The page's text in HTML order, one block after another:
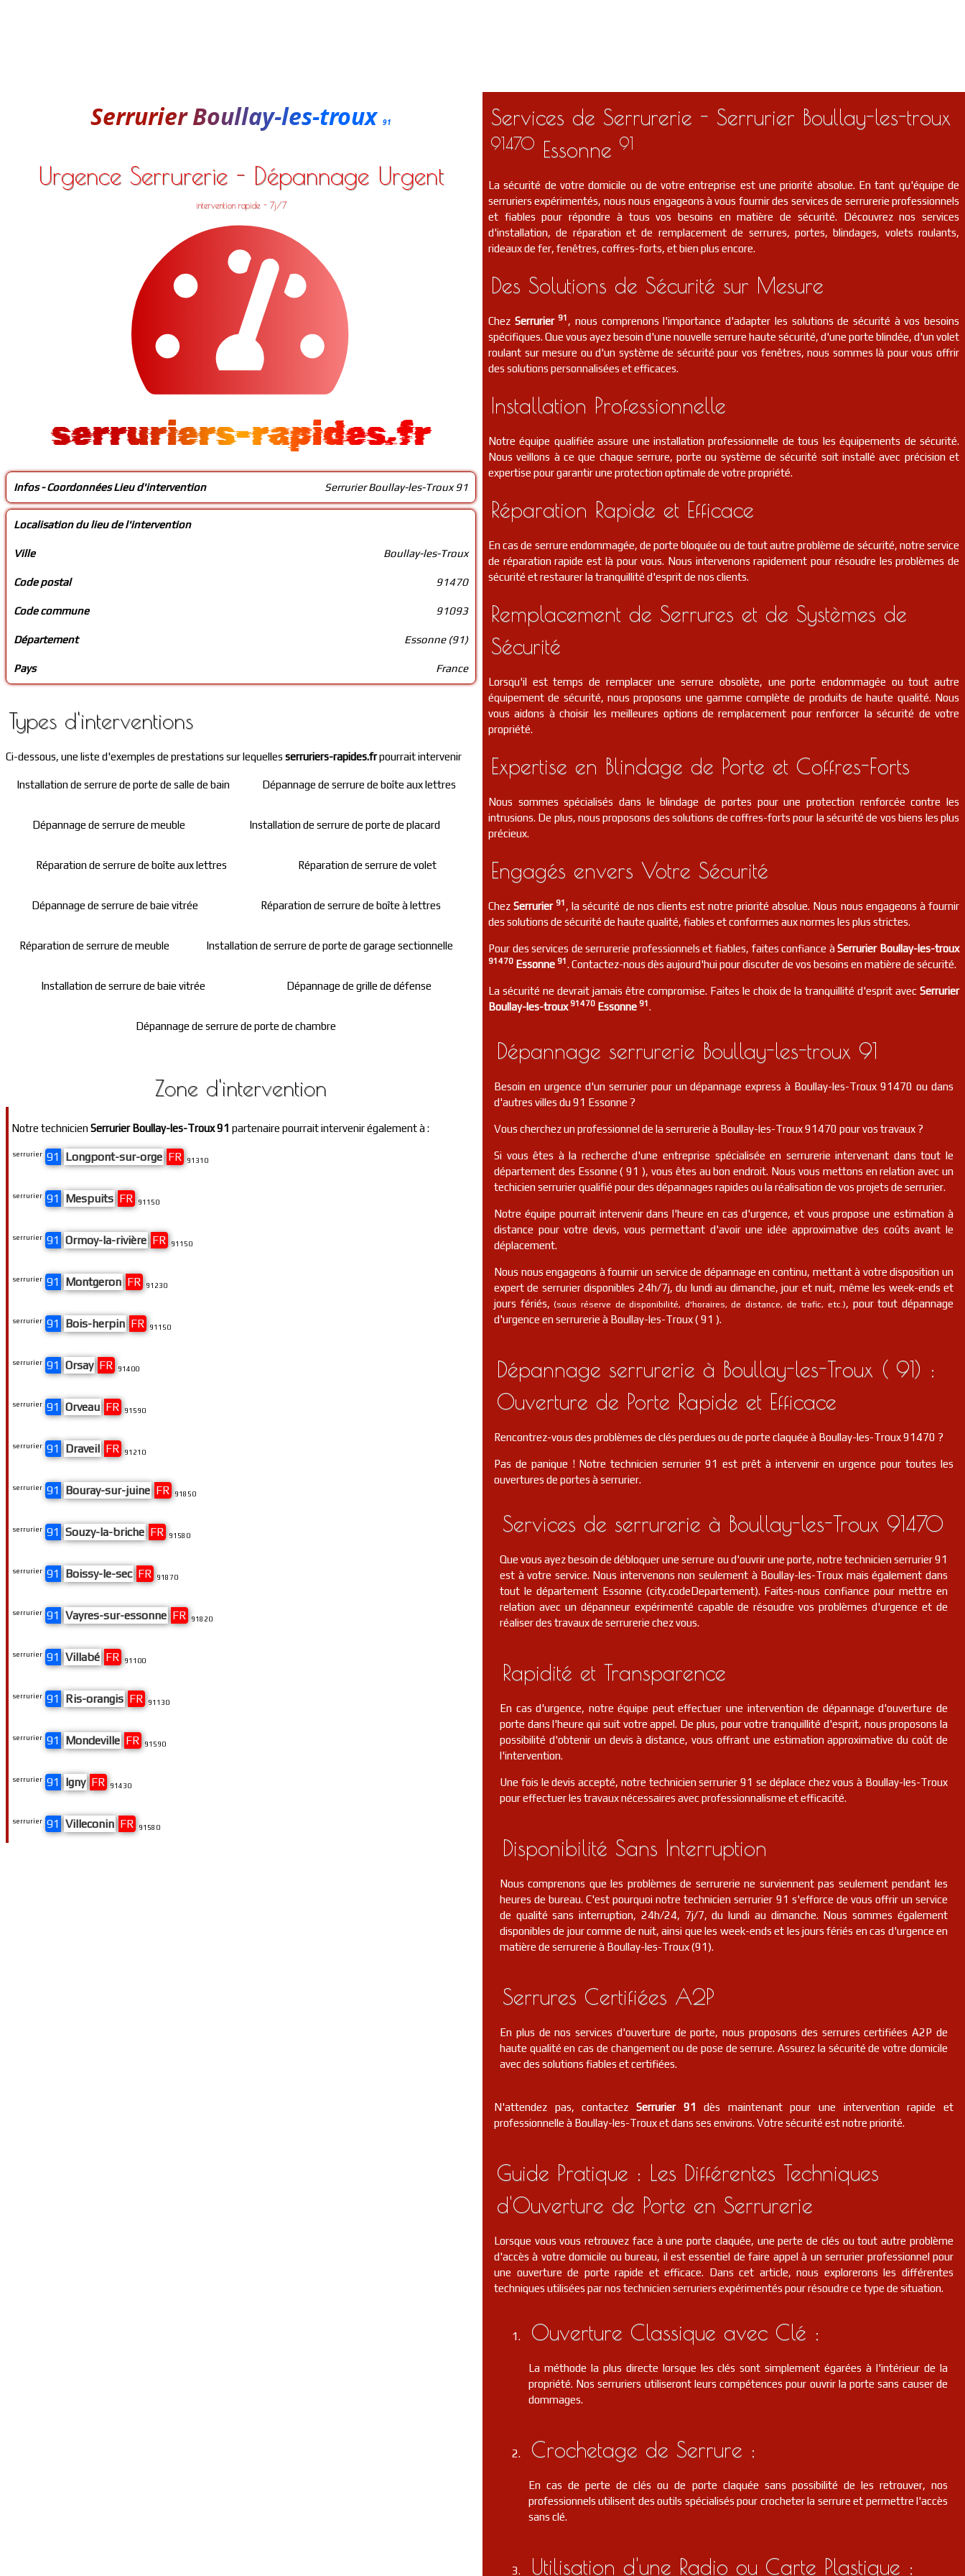
Serrurier Boullay-les-troux91
Urgence Serrurerie - Dépannage Urgent
intervention rapide - 7j/7
serruriers-rapides.fr
Infos - Coordonnées Lieu d'intervention Serrurier Boullay-les-Troux 91
Localisation du lieu de l'intervention
Ville Boullay-les-Troux
Code postal 91470
Code commune 91093
Département Essonne (91)
Pays France
Types d'interventions
Ci-dessous, une liste d'exemples de prestations sur lequelles serruriers-rapides.frpourrait intervenir
Installation de serrure de porte de salle de bain Dépannage de serrure de boîte aux lettres
Dépannage de serrure de meuble Installation de serrure de porte de placard
Réparation de serrure de boîte aux lettres Réparation de serrure de volet
Dépannage de serrure de baie vitrée Réparation de serrure de boîte à lettres
Réparation de serrure de meuble Installation de serrure de porte de garage sectionnelle
Installation de serrure de baie vitrée Dépannage de grille de défense
Dépannage de serrure de porte de chambre
Zone d'intervention
Notre technicienSerrurier Boullay-les-Troux 91 partenaire pourrait intervenir également à :
serrurier 91 Villeconin FR 91580
serrurier 91 Igny FR 91430
serrurier 91 Mondeville FR 91590
serrurier 91 Ris-orangis FR 91130
serrurier 91 Villabé FR 91100
serrurier 91 Vayres-sur-essonne FR 91820
serrurier 91 Boissy-le-sec FR 91870
serrurier 91 Souzy-la-briche FR 91580
serrurier 91 Bouray-sur-juine FR 91850
serrurier 91 Draveil FR 91210
serrurier 91 Orveau FR 91590
serrurier 91 Orsay FR 91400
serrurier 91 Bois-herpin FR 91150
serrurier 91 Montgeron FR 91230
serrurier 91 Ormoy-la-rivière FR 91150
serrurier 91 Mespuits FR 91150
serrurier 91 Longpont-sur-orge FR 91310
Services de Serrurerie - Serrurier Boullay-les-troux
91470 Essonne 91
La sécurité de votre domicile ou de votre entreprise est une priorité absolue. En tant qu'équipe de
serruriers expérimentés, nous nous engageons à vous fournir des services de serrurerie professionnels
et fiables pour répondre à tous vos besoins en matière de sécurité. Découvrez nos services
d'installation, de réparation et de remplacement de serrures, portes, blindages, volets roulants,
rideaux de fer, fenêtres, coffres-forts, et bien plus encore.
Des Solutions de Sécurité sur Mesure
Chez Serrurier91 , nous comprenons l'importance d'adapter les solutions de sécurité à vos besoins
spécifiques. Que vous ayez besoin d'une nouvelle serrure haute sécurité, d'une porte blindée, d'un volet
roulant sur mesure ou d'un système de sécurité pour vos fenêtres, nous sommes là pour vous offrir
des solutions personnalisées et efficaces.
Installation Professionnelle
Notre équipe qualifiée assure une installation professionnelle de tous les équipements de sécurité.
Nous veillons à ce que chaque serrure, porte ou système de sécurité soit installé avec précision et
expertise pour garantir une protection optimale de votre propriété.
Réparation Rapide et Efficace
En cas de serrure endommagée, de porte bloquée ou de tout autre problème de sécurité, notre service
de réparation rapide est là pour vous. Nous intervenons rapidement pour résoudre les problèmes de
sécurité et restaurer la tranquillité d'esprit de nos clients.
Remplacement de Serrures et de Systèmes de
Sécurité
Lorsqu'il est temps de remplacer une serrure obsolète, une porte endommagée ou tout autre
équipement de sécurité, nous proposons une gamme complète de produits de haute qualité. Nous
vous aidons à choisir les meilleures options de remplacement pour renforcer la sécurité de votre
propriété.
Expertise en Blindage de Porte et Coffres-Forts
Nous sommes spécialisés dans le blindage de portes pour une protection renforcée contre les
intrusions. De plus, nous proposons des solutions de coffres-forts pour la sécurité de vos biens les plus
précieux.
Engagés envers Votre Sécurité
ChezSerrurier91 , la sécurité de nos clients est notre priorité absolue. Nous nous engageons à fournir
des solutions de sécurité de haute qualité, fiables et conformes aux normes les plus strictes.
Pour des services de serrurerie professionnels et fiables, faites confiance àSerrurier Boullay-les-troux
91470Essonne 91. Contactez-nous dès aujourd'hui pour discuter de vos besoins en matière de sécurité.
La sécurité ne devrait jamais être compromise. Faites le choix de la tranquillité d'esprit avec Serrurier
Boullay-les-troux91470Essonne 91.
Dépannage serrurerie Boullay-les-troux 91
Besoin en urgence d'un serrurier pour un dépannage express à Boullay-les-Troux 91470 ou dans
d'autres villes du 91 Essonne ?
Vous cherchez un professionnel de la serrurerie à Boullay-les-Troux 91470 pour vos travaux ?
Si vous êtes à la recherche d'une entreprise spécialisée en serrurerie intervenant dans tout le
département des Essonne ( 91 ), vous êtes au bon endroit. Nous vous mettons en relation avec un
techicien serrurier qualifié pour des dépannages rapides ou la réalisation de vos projets de serrurier.
Notre équipe pourrait intervenir dans l'heure en cas d'urgence, et vous propose une estimation à
distance pour votre devis, vous permettant d'avoir une idée approximative des coûts avant le
déplacement.
Nous nous engageons à fournir un service de dépannage en continu, mettant à votre disposition un
expert de serrurier disponibles 24h/7j, du lundi au dimanche, jour et nuit, même les week-ends et
jours fériés,(sous réserve de disponibilité, d'horaires, de distance, de trafic, etc.), pour tout dépannage
d'urgence en serrurerie à Boullay-les-Troux ( 91 ).
Dépannage serrurerie à Boullay-les-Troux ( 91) :
Ouverture de Porte Rapide et Efficace
Rencontrez-vous des problèmes de clés perdues ou de porte claquée à Boullay-les-Troux 91470 ?
Pas de panique ! Notre technicien serrurier 91 est prêt à intervenir en urgence pour toutes les
ouvertures de portes à serrurier.
Services de serrurerie à Boullay-les-Troux 91470
Que vous ayez besoin de débloquer une serrure ou d'ouvrir une porte, notre technicien serrurier 91
est à votre service. Nous intervenons non seulement à Boullay-les-Troux mais également dans
tout le département Essonne (city.codeDepartement). Faites-nous confiance pour mettre en
relation avec un dépanneur expérimenté capable de résoudre vos problèmes d'urgence et de
réaliser des travaux de serrurerie chez vous.
Rapidité et Transparence
En cas d'urgence, notre équipe peut effectuer une intervention de dépannage d'ouverture de
porte dans l'heure qui suit votre appel. De plus, pour votre tranquillité d'esprit, nous proposons la
possibilité d'obtenir un devis à distance, vous offrant une estimation approximative du coût de
l'intervention.
Une fois le devis accepté, notre technicien serrurier 91 se déplace chez vous à Boullay-les-Troux
pour effectuer les travaux nécessaires avec professionnalisme et efficacité.
Disponibilité Sans Interruption
Nous comprenons que les problèmes de serrurerie ne surviennent pas seulement pendant les
heures de bureau. C'est pourquoi notre technicien serrurier 91 s'efforce de vous offrir un service
de qualité sans interruption, 24h/24, 7j/7, du lundi au dimanche. Nous sommes également
disponibles de jour comme de nuit, ainsi que les week-ends et les jours fériés en cas d'urgence en
matière de serrurerie à Boullay-les-Troux (91).
Serrures Certifiées A2P
En plus de nos services d'ouverture de porte, nous proposons des serrures certifiées A2P de
haute qualité en cas de changement ou de pose de serrure. Assurez la sécurité de votre domicile
avec des solutions fiables et certifiées.
N'attendez pas, contactez Serrurier 91 dès maintenant pour une intervention rapide et
professionnelle à Boullay-les-Troux et dans ses environs. Votre sécurité est notre priorité.
Guide Pratique : Les Différentes Techniques
d'Ouverture de Porte en Serrurerie
Lorsque vous vous retrouvez face à une porte claquée, une perte de clés ou tout autre problème
d'accès à votre domicile ou bureau, il est essentiel de faire appel à un serrurier professionnel pour
une ouverture de porte rapide et efficace. Dans cet article, nous explorerons les différentes
techniques utilisées par nos technicien serruriers expérimentés pour résoudre ce type de situation.
Ouverture Classique avec Clé :
La méthode la plus directe lorsque les clés sont simplement égarées à l'intérieur de la
propriété. Nos serruriers utiliseront leurs compétences pour ouvrir la porte sans causer de
dommages.
Crochetage de Serrure :
En cas de perte de clés ou de porte claquée sans possibilité de les retrouver, nos
professionnels utilisent des outils spécialisés pour crocheter la serrure et permettre l'accès
sans clé.
Utilisation d'une Radio ou Carte Plastique :